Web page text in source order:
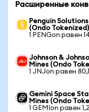
Расширенные
Penguin
(Ondo Tokenized)
1 PENGon равен
Johnson &
Mines (Ondo
1 JNJon равен
Gemini Space
Mines (Ondo
1 GEMIon равен